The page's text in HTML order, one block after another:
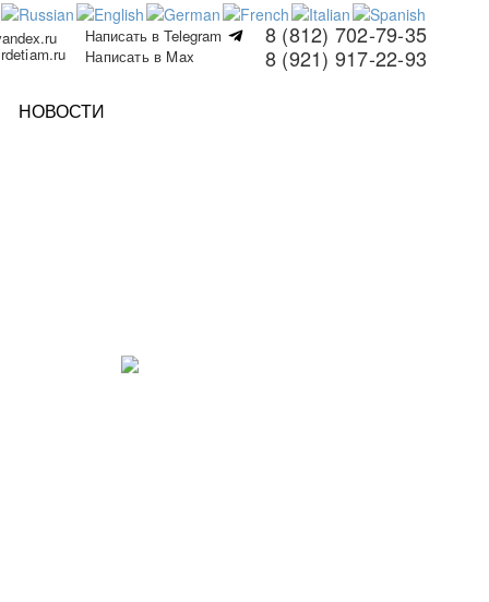
Написать в Telegram
Написать в Max
8 (812) 702-79-35
8 (921) 917-22-93
НОВОСТИ